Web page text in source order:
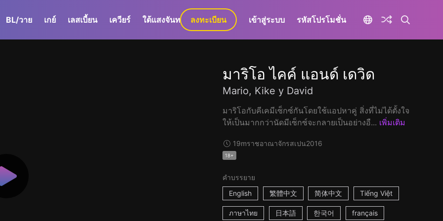
BL/วาย เกย์ เลสเบี้ยน เควียร์ ใต้แสงจันทร์ GaLa+
ลงทะเบียน เข้าสู่ระบบ รหัสโปรโมชั่น
มาริโอ ไคค์ แอนด์ เดวิด
Mario, Kike y David
มาริโอกับคีเคมีเซ็กซ์กันโดยใช้แอปหาคู่ สิ่งที่ไม่ได้ตั้งใจ
ให้เป็นมากกว่านัดมีเซ็กซ์จะกลายเป็นอย่างอื... เพิ่มเติม
19mราชอาณาจักรสเปน2016
18+
คำบรรยาย
English
繁體中文 简体中文 Tiếng Việt
ภาษาไทย 日本語 한국어 français